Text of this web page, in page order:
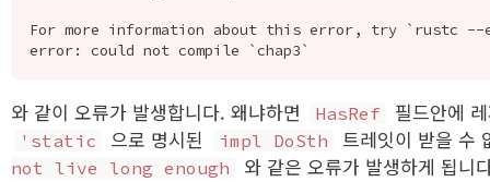
For more information about this error, try `rustc --
와 같이 오류가 발생합니다. 왜냐하면 HasRef 필드안에
'static 으로 명시된 impl DoSth 트레잇이 받을 수
not live long enough
와 같은 오류가 발생하게 됩니